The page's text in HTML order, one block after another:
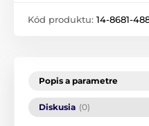
Kód produktu: 14-8681-
Popis a parametre
Diskusia (0)